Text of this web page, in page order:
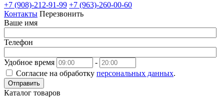
+7 (908)-212-91-99 +7 (963)-260-00-60
Контакты Перезвонить
Ваше имя
Телефон
Удобное время
-
Согласие на обработку персональных данных.
Отправить
Каталог товаров